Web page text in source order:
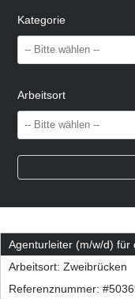
Kategorie
Arbeitsort
Agenturleiter (m/w/d) für
Arbeitsort: Zweibrücken
Referenznummer: